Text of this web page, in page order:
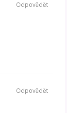
Odpovědět
Odpovědět